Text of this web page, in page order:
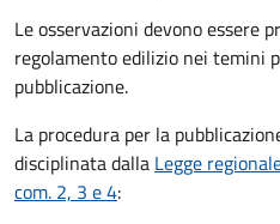
Le osservazioni devono essere
regolamento edilizio nei temini
pubblicazione.
La procedura per la
disciplinata dalla Legge
com. 2, 3 e 4: